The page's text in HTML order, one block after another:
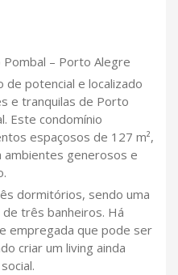
– Porto Alegre
de potencial e localizado
e tranquilas de Porto
Este condomínio
espaçosos de 127 m²,
generosos e
dormitórios, sendo uma
três banheiros. Há
empregada que pode ser
criar um living ainda